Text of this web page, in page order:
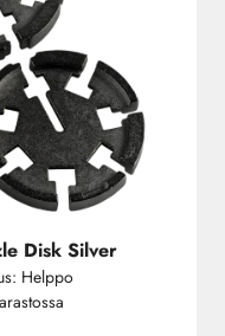
Disk Silver
Helppo